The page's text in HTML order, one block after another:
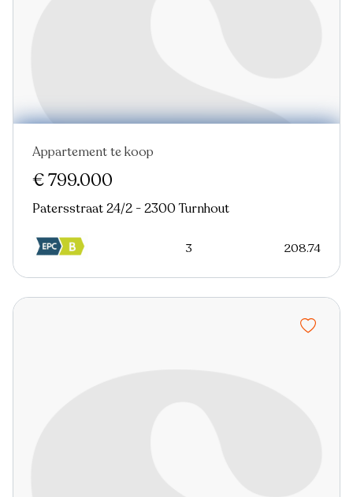
Nieuw
Appartement te koop
€ 799.000
Patersstraat 24/2 - 2300 Turnhout
3 208.74